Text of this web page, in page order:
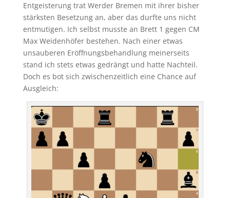
Entgeisterung trat Werder Bremen mit ihrer bisher
stärksten Besetzung an, aber das durfte uns nicht
entmutigen. Ich selbst musste an Brett 1 gegen CM
Max Weidenhöfer bestehen. Nach einer etwas
unsauberen Eröffnungsbehandlung meinerseits
stand ich stets etwas gedrängt und hatte Nachteil.
Doch es bot sich zwischenzeitlich eine Chance auf
Ausgleich: